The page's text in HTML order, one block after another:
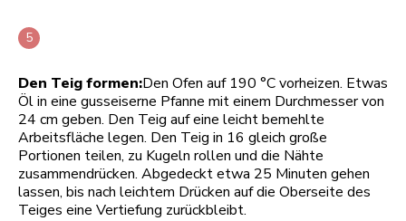
Den Teig formen:Den Ofen auf 190 °C vorheizen. Etwas
Öl in eine gusseiserne Pfanne mit einem Durchmesser von
24 cm geben. Den Teig auf eine leicht bemehlte
Arbeitsfläche legen. Den Teig in 16 gleich große
Portionen teilen, zu Kugeln rollen und die Nähte
zusammendrücken. Abgedeckt etwa 25 Minuten gehen
lassen, bis nach leichtem Drücken auf die Oberseite des
Teiges eine Vertiefung zurückbleibt.